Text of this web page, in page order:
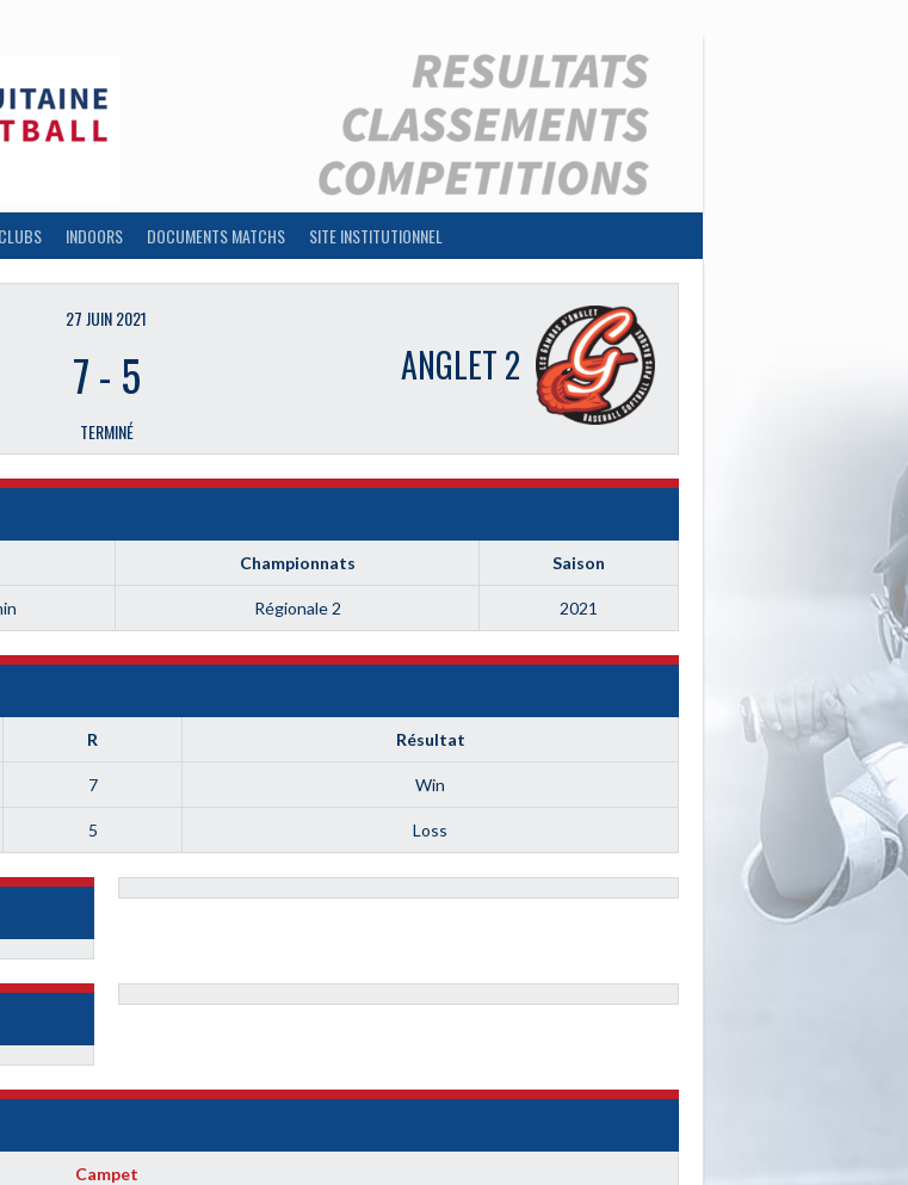
INDOORS DOCUMENTS MATCHS SITE INSTITUTIONNEL
ANGLET 2
27 JUIN 2021
7- 5
TERMINÉ
Championnats Saison
Régionale 2 2021
R Résultat
7 Win
5 Loss
Campet